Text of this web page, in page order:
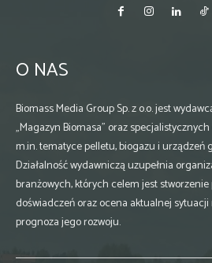
O NAS
Biomass Media Group Sp. z o.o. jest
„Magazyn Biomasa” oraz
m.in. tematyce pelletu, biogazu i urządzeń
Działalność wydawniczą uzupełnia
branżowych, których celem jest
doświadczeń oraz ocena aktualnej
prognoza jego rozwoju.